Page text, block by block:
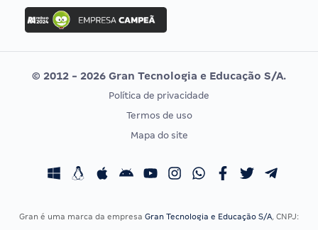
Concurso Ibama
Concurso MPU
Editais publicados
Vunesp
CONCURSOS POR PROFISSÃO
Concursos Fiscais
EXAME DE ORDEM
Calendário OAB
© 2012 - 2026 Gran Tecnologia e Educação S/A.
Política de privacidade
Termos de uso
Mapa do site
Gran é uma marca da empresa Gran Tecnologia e Educação S/A, CNPJ: